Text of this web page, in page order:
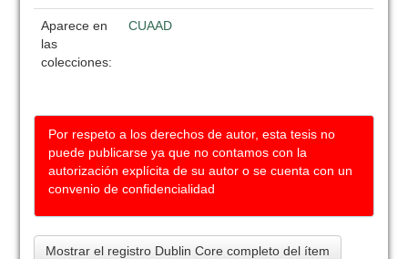
Aparece en
las
colecciones:
CUAAD
Por respeto a los derechos de autor, esta tesis no
puede publicarse ya que no contamos con la
autorización explícita de su autor o se cuenta con un
convenio de confidencialidad
Mostrar el registro Dublin Core completo del ítem